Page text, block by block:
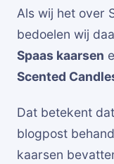
Als wij het over
bedoelen wij
Spaas kaarsen
Scented
Dat betekent
blogpost
kaarsen